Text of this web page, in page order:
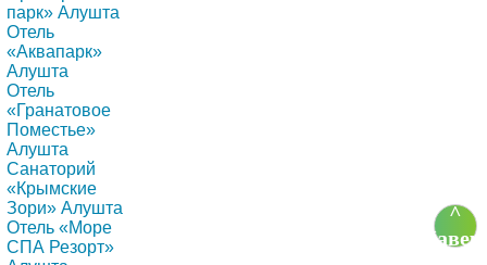
парк» Алушта
Отель
«Аквапарк»
Алушта
Отель
«Гранатовое
Поместье»
Алушта
Санаторий
«Крымские
Зори» Алушта
Отель «Море
СПА Резорт»
^